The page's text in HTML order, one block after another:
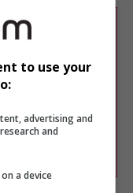
aucun
nos
profil
inscrivant
to use your
advertising and
and
a device